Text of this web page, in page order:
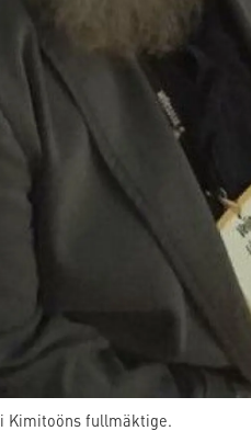
Kimitoöns fullmäktige.